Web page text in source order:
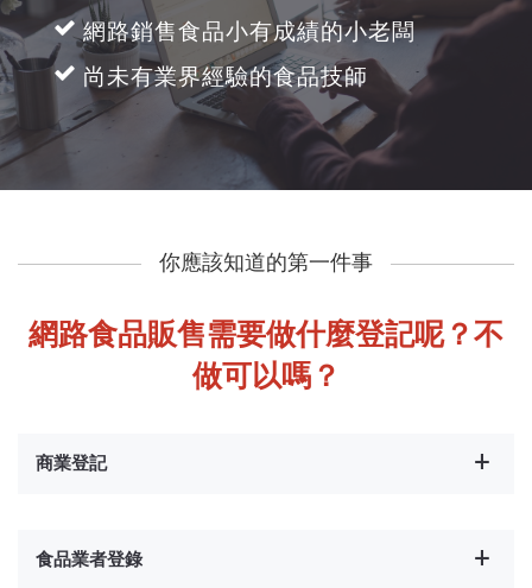
網路銷售食品小有成績的小老闆
尚未有業界經驗的食品技師
你應該知道的第一件事
網路食品販售需要做什麼登記呢？不
做可以嗎？
商業登記
食品業者登錄